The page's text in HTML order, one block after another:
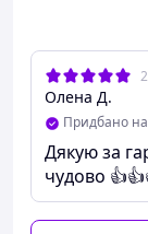
Олена Д.
Придбано
Дякую за
чудово